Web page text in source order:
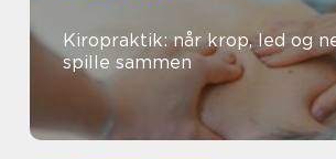
Kiropraktik: når krop, led og
spille sammen